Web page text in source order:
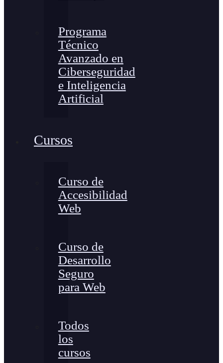
Programa
Técnico
Avanzado en
Ciberseguridad
e Inteligencia
Artificial
Cursos
Curso de
Accesibilidad
Web
Curso de
Desarrollo
Seguro
para Web
Todos
los
cursos